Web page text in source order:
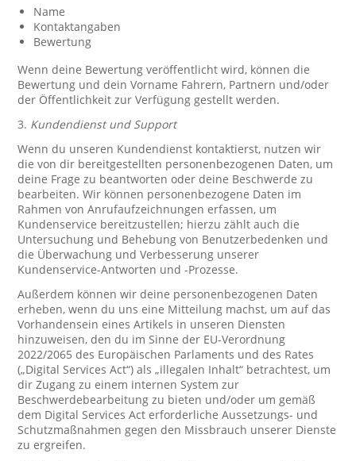
Name
Kontaktangaben
Bewertung
Wenn deine Bewertung veröffentlicht wird, können die
Bewertung und dein Vorname Fahrern, Partnern und/oder
der Öffentlichkeit zur Verfügung gestellt werden.
3. Kundendienst und Support
Wenn du unseren Kundendienst kontaktierst, nutzen wir
die von dir bereitgestellten personenbezogenen Daten, um
deine Frage zu beantworten oder deine Beschwerde zu
bearbeiten. Wir können personenbezogene Daten im
Rahmen von Anrufaufzeichnungen erfassen, um
Kundenservice bereitzustellen; hierzu zählt auch die
Untersuchung und Behebung von Benutzerbedenken und
die Überwachung und Verbesserung unserer
Kundenservice-Antworten und -Prozesse.
Außerdem können wir deine personenbezogenen Daten
erheben, wenn du uns eine Mitteilung machst, um auf das
Vorhandensein eines Artikels in unseren Diensten
hinzuweisen, den du im Sinne der EU-Verordnung
2022/2065 des Europäischen Parlaments und des Rates
(„Digital Services Act“) als „illegalen Inhalt“ betrachtest, um
dir Zugang zu einem internen System zur
Beschwerdebearbeitung zu bieten und/oder um gemäß
dem Digital Services Act erforderliche Aussetzungs- und
Schutzmaßnahmen gegen den Missbrauch unserer Dienste
zu ergreifen.